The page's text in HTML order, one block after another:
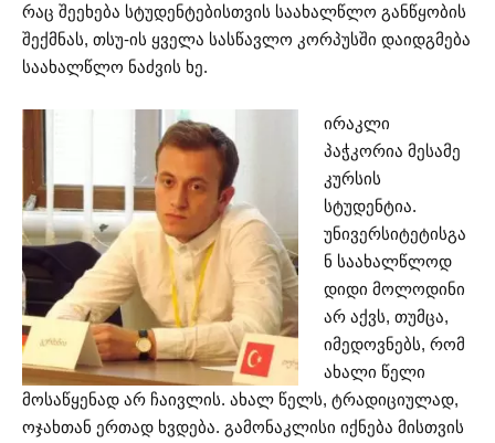
რაც შეეხება სტუდენტებისთვის საახალწლო განწყობის
შექმნას, თსუ-ის ყველა სასწავლო კორპუსში დაიდგმება
საახალწლო ნაძვის ხე.
ირაკლი
პაჭკორია მესამე
კურსის
სტუდენტია.
უნივერსიტეტისგა
ნ საახალწლოდ
დიდი მოლოდინი
არ აქვს, თუმცა,
იმედოვნებს, რომ
ახალი წელი
მოსაწყენად არ ჩაივლის. ახალ წელს, ტრადიციულად,
ოჯახთან ერთად ხვდება. გამონაკლისი იქნება მისთვის